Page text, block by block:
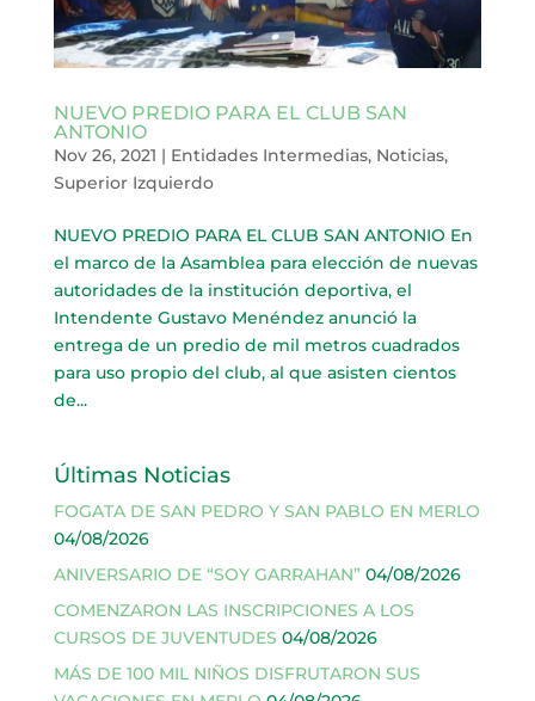
NUEVO PREDIO PARA EL CLUB SAN
ANTONIO
Nov 26, 2021 | Entidades Intermedias, Noticias,
Superior Izquierdo
NUEVO PREDIO PARA EL CLUB SAN ANTONIO En
el marco de la Asamblea para elección de nuevas
autoridades de la institución deportiva, el
Intendente Gustavo Menéndez anunció la
entrega de un predio de mil metros cuadrados
para uso propio del club, al que asisten cientos
de...
Últimas Noticias
FOGATA DE SAN PEDRO Y SAN PABLO EN MERLO
04/08/2026
ANIVERSARIO DE “SOY GARRAHAN” 04/08/2026
COMENZARON LAS INSCRIPCIONES A LOS
CURSOS DE JUVENTUDES 04/08/2026
MÁS DE 100 MIL NIÑOS DISFRUTARON SUS